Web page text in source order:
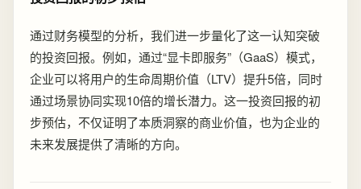
通过财务模型的分析，我们进一步量化了这一认知突破
的投资回报。例如，通过“显卡即服务”（GaaS）模式，
企业可以将用户的生命周期价值（LTV）提升5倍，同时
通过场景协同实现10倍的增长潜力。这一投资回报的初
步预估，不仅证明了本质洞察的商业价值，也为企业的
未来发展提供了清晰的方向。